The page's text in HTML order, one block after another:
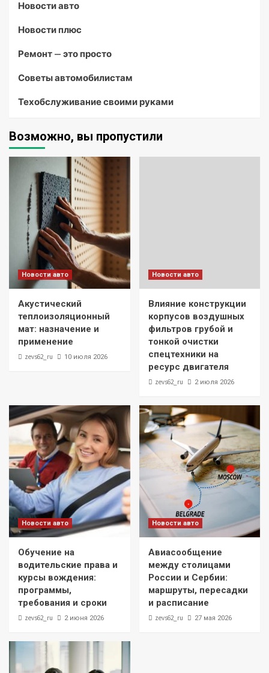
Новости авто
Новости плюс
Ремонт — это просто
Советы автомобилистам
Техобслуживание своими руками
Возможно, вы пропустили
Новости авто
Акустический
теплоизоляционный
мат: назначение и
применение
zevs62_ru 10 июля 2026
Новости авто
Влияние конструкции
корпусов воздушных
фильтров грубой и
тонкой очистки
спецтехники на
ресурс двигателя
zevs62_ru 2 июля 2026
Новости авто
Обучение на
водительские права и
курсы вождения:
программы,
требования и сроки
zevs62_ru 2 июня 2026
Новости авто
Авиасообщение
между столицами
России и Сербии:
маршруты, пересадки
и расписание
zevs62_ru 27 мая 2026